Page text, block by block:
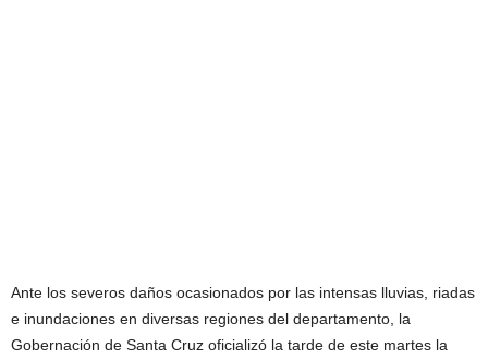
Ante los severos daños ocasionados por las intensas lluvias, riadas
e inundaciones en diversas regiones del departamento, la
Gobernación de Santa Cruz oficializó la tarde de este martes la